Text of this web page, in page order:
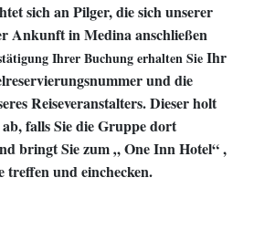
sich an Pilger, die sich unserer
Ankunft in Medina anschließen
Ihrer Buchung erhalten SieIhr
unddie
Reiseveranstalters. Dieserholt
fallsSie die Gruppe dort
bringt Sie zum „One Inn Hotel“,
treffenund einchecken.